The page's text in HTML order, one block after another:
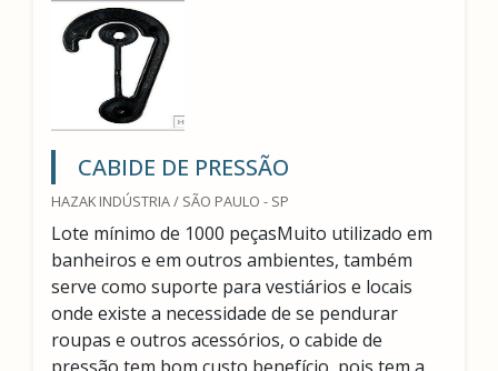
CABIDE DE PRESSÃO
HAZAK INDÚSTRIA / SÃO PAULO - SP
Lote mínimo de 1000 peçasMuito utilizado em
banheiros e em outros ambientes, também
serve como suporte para vestiários e locais
onde existe a necessidade de se pendurar
roupas e outros acessórios, o cabide de